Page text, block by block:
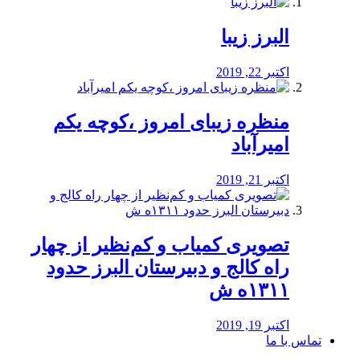
البرز زیبا
اکتبر 22, 2019
منظره‌‌ زیبای امروز ،کوچه یکم
امیرآباد
اکتبر 21, 2019
️تصویری کمیاب و کم‌نظیر از چهار
راه كالج و دبيرستان البرز حدود
۱۳۱۱ه ش
اکتبر 19, 2019
تماس با ما